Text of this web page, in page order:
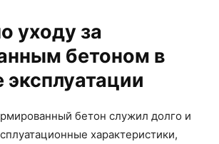
уходу за
бетоном в
эксплуатации
бетон служил долго и
характеристики,